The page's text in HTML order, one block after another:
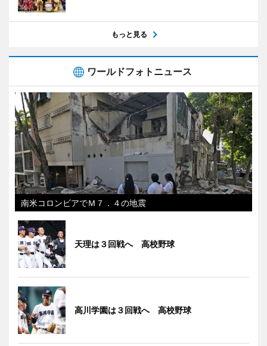
もっと見る
ワールドフォトニュース
南米コロンビアでＭ７．４の地震
天理は３回戦へ 高校野球
高川学園は３回戦へ 高校野球